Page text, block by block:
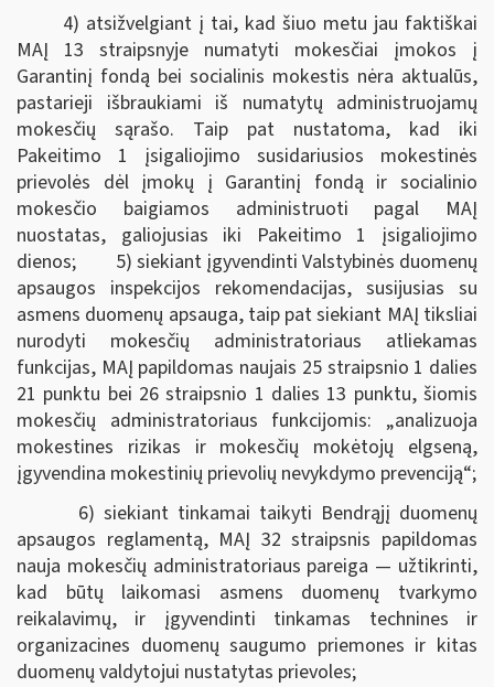
4) atsižvelgiant į tai, kad šiuo metu jau faktiškai
MAĮ 13 straipsnyje numatyti mokesčiai įmokos į
Garantinį fondą bei socialinis mokestis nėra aktualūs,
pastarieji išbraukiami iš numatytų administruojamų
mokesčių sąrašo. Taip pat nustatoma, kad iki
Pakeitimo 1 įsigaliojimo susidariusios mokestinės
prievolės dėl įmokų į Garantinį fondą ir socialinio
mokesčio baigiamos administruoti pagal MAĮ
nuostatas, galiojusias iki Pakeitimo 1 įsigaliojimo
dienos; 5) siekiant įgyvendinti Valstybinės duomenų
apsaugos inspekcijos rekomendacijas, susijusias su
asmens duomenų apsauga, taip pat siekiant MAĮ tiksliai
nurodyti mokesčių administratoriaus atliekamas
funkcijas, MAĮ papildomas naujais 25 straipsnio 1 dalies
21 punktu bei 26 straipsnio 1 dalies 13 punktu, šiomis
mokesčių administratoriaus funkcijomis: „analizuoja
mokestines rizikas ir mokesčių mokėtojų elgseną,
įgyvendina mokestinių prievolių nevykdymo prevenciją“;
6) siekiant tinkamai taikyti Bendrąjį duomenų
apsaugos reglamentą, MAĮ 32 straipsnis papildomas
nauja mokesčių administratoriaus pareiga — užtikrinti,
kad būtų laikomasi asmens duomenų tvarkymo
reikalavimų, ir įgyvendinti tinkamas technines ir
organizacines duomenų saugumo priemones ir kitas
duomenų valdytojui nustatytas prievoles;